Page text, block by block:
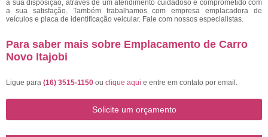
à sua disposição, através de um atendimento cuidadoso e comprometido com
a sua satisfação. Também trabalhamos com empresa emplacadora de
veículos e placa de identificação veicular. Fale com nossos especialistas.
Para saber mais sobre Emplacamento de Carro
Novo Itajobi
Ligue para (16) 3515-1150 ou clique aqui e entre em contato por email.
Solicite um orçamento